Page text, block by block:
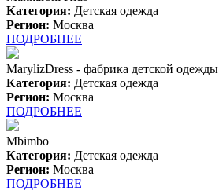
Категория: Детская одежда
Регион: Москва
ПОДРОБНЕЕ
MarylizDress - фабрика детской одежды
Категория: Детская одежда
Регион: Москва
ПОДРОБНЕЕ
Mbimbo
Категория: Детская одежда
Регион: Москва
ПОДРОБНЕЕ